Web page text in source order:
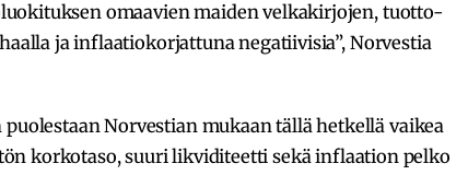
omaavien maiden velkakirjojen, tuotto-
ja inflaatiokorjattuna negatiivisia”, Norvestia
Norvestian mukaan tällä hetkellä vaikea
korkotaso, suuri likviditeetti sekä inflaation pelko